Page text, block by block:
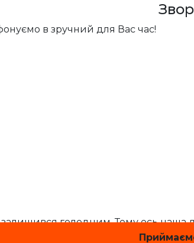
в зручний для Вас час!
голодним. Тому ось наша